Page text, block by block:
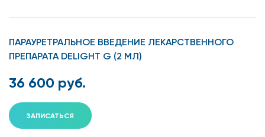
ПАРАУРЕТРАЛЬНОЕ ВВЕДЕНИЕ ЛЕКАРСТВЕННОГО
ПРЕПАРАТА DELIGHT G (2 МЛ)
36 600 руб.
ЗАПИСАТЬСЯ